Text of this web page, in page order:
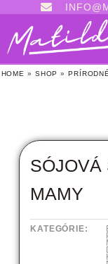
HOME » SHOP »
SÓJOVÁ
MAMY
KATEGÓRIE: